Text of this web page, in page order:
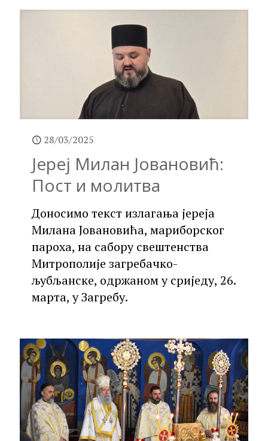
28/03/2025
Јереј Милан Јовановић:
Пост и молитва
Доносимо текст излагања јереја
Милана Јовановића, мариборског
пароха, на сабору свештенства
Митрополије загребачко-
љубљанске, одржаном у сриједу, 26.
марта, у Загребу.